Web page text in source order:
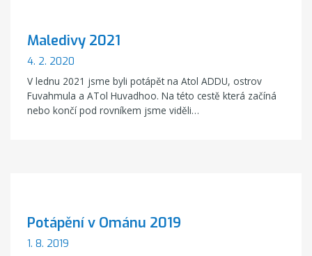
Maledivy 2021
4. 2. 2020
V lednu 2021 jsme byli potápět na Atol ADDU, ostrov
Fuvahmula a ATol Huvadhoo. Na této cestě která začíná
nebo končí pod rovníkem jsme viděli…
Potápění v Ománu 2019
1. 8. 2019